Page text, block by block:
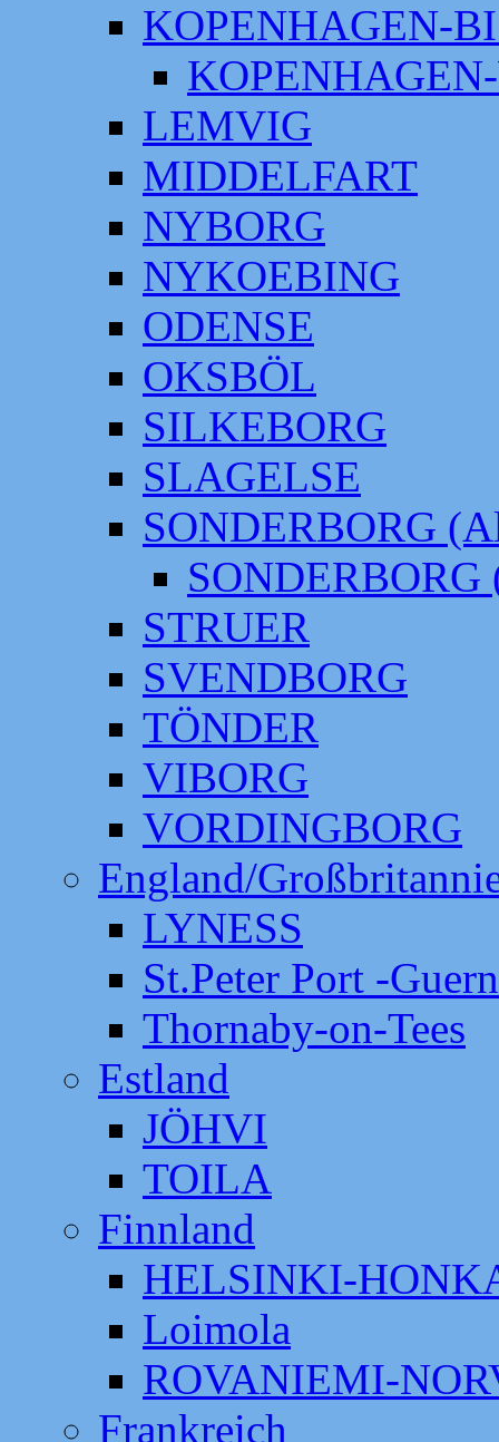
KOPENHAGEN-
LEMVIG
MIDDELFART
NYBORG
NYKOEBING
ODENSE
OKSBÖL
SILKEBORG
SLAGELSE
SONDERBORG
SONDERBORG
STRUER
SVENDBORG
TÖNDER
VIBORG
VORDINGBORG
England/
LYNESS
St.Peter Port -
Thornaby-on-Tees
Estland
JÖHVI
TOILA
Finnland
HELSINKI-
Loimola
ROVANIEMI-
Frankreich